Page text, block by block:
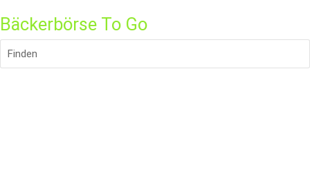
Bäckerbörse To Go
Finden